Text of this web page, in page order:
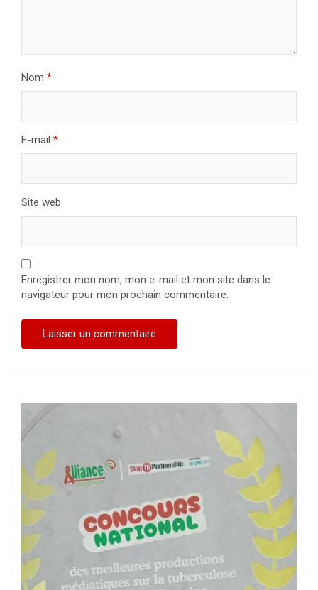
Nom *
E-mail *
Site web
Enregistrer mon nom, mon e-mail et mon site dans le
navigateur pour mon prochain commentaire.